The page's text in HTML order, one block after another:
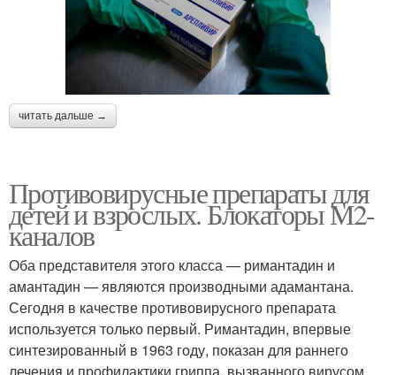
читать дальше →
Противовирусные препараты для
детей и взрослых. Блокаторы М2-
каналов
Оба представителя этого класса — римантадин и
амантадин — являются производными адамантана.
Сегодня в качестве противовирусного препарата
используется только первый. Римантадин, впервые
синтезированный в 1963 году, показан для раннего